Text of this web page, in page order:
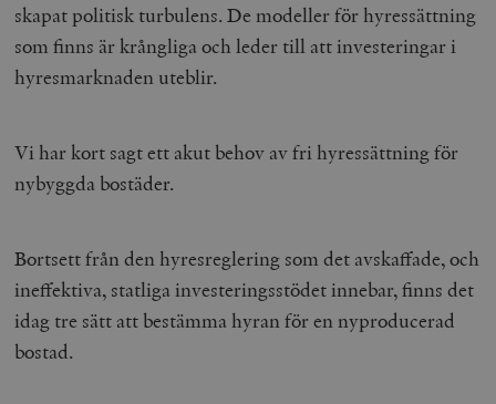
skapat politisk turbulens. De modeller för hyressättning
som finns är krångliga och leder till att investeringar i
hyresmarknaden uteblir.
Vi har kort sagt ett akut behov av fri hyressättning för
nybyggda bostäder.
Bortsett från den hyresreglering som det avskaffade, och
ineffektiva, statliga investeringsstödet innebar, finns det
idag tre sätt att bestämma hyran för en nyproducerad
bostad.